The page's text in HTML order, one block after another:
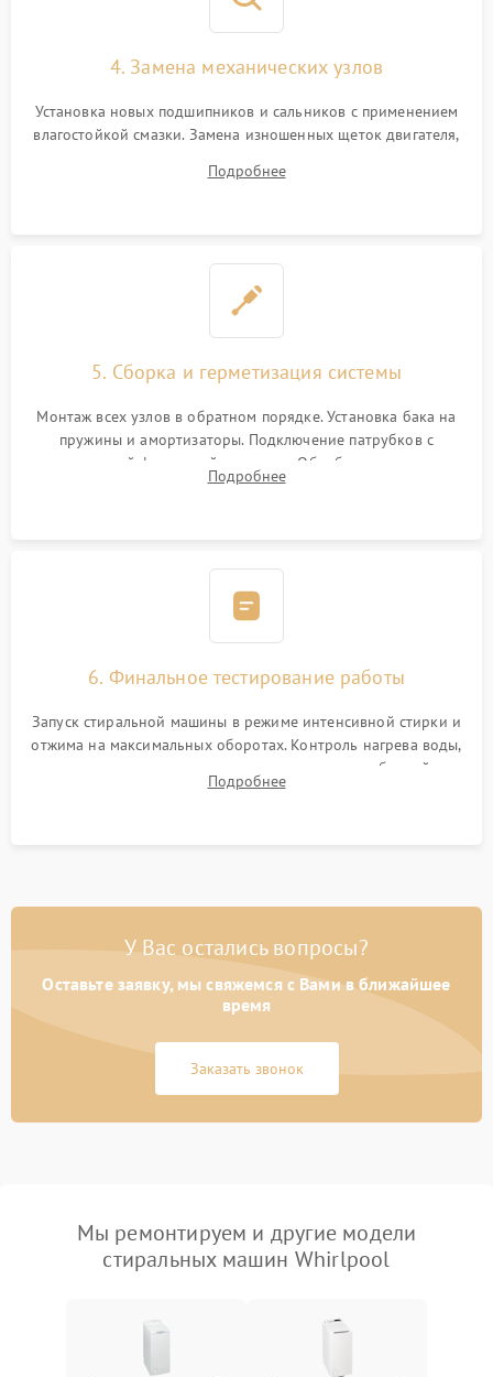
4. Замена механических узлов
Установка новых подшипников и сальников с применением
влагостойкой смазки. Замена изношенных щеток двигателя,
или поврежденной резиновой манжеты.
Подробнее
5. Сборка и герметизация системы
Монтаж всех узлов в обратном порядке. Установка бака на
пружины и амортизаторы. Подключение патрубков с
надежной фиксацией хомутами. Обработка стыков
герметиком для предотвращения возможных протечек воды.
Подробнее
6. Финальное тестирование работы
Запуск стиральной машины в режиме интенсивной стирки и
отжима на максимальных оборотах. Контроль нагрева воды,
корректности слива, отсутствия излишних вибраций,
посторонних стуков и протечек под корпусом.
Подробнее
У Вас остались вопросы?
Оставьте заявку, мы свяжемся с Вами в ближайшее
время
Заказать звонок
Мы ремонтируем и другие модели
стиральных машин Whirlpool